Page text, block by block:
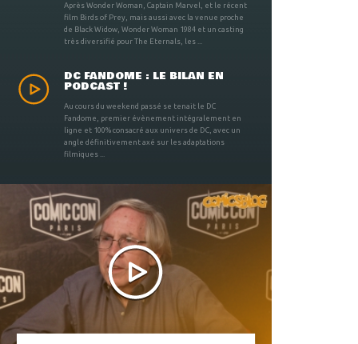
Après Wonder Woman, Captain Marvel, et le récent
film Birds of Prey, mais aussi avec la venue proche
de Black Widow, Wonder Woman 1984 et un casting
très diversifié pour The Eternals, les ...
DC FANDOME : LE BILAN EN
PODCAST !
Au cours du weekend passé se tenait le DC
Fandome, premier évènement intégralement en
ligne et 100% consacré aux univers de DC, avec un
angle définitivement axé sur les adaptations
filmiques ...